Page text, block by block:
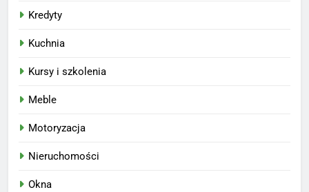
Kredyty
Kuchnia
Kursy i szkolenia
Meble
Motoryzacja
Nieruchomości
Okna